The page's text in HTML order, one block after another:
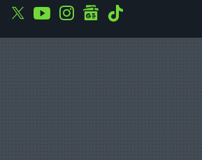
Facebook
TwitterYoutubeInstagramgooglenews